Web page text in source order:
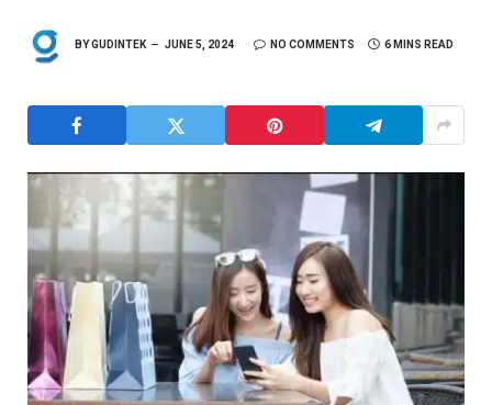
BYGUDINTEK JUNE 5, 2024 NO COMMENTS 6 MINS READ